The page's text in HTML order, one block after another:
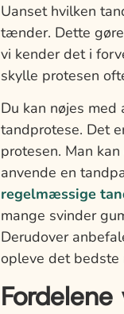
Uanset hvilken
tænder. Dette
vi kender det i
skylle protesen
Du kan nøjes
tandprotese. Det
protesen. Man
anvende en
regelmæssige
mange svinder
Derudover
opleve det bedste